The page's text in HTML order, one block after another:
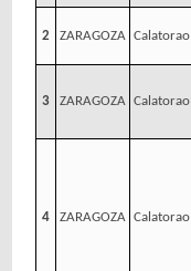
2 ZARAGOZA Calatorao
3 ZARAGOZA Calatorao
4 ZARAGOZA Calatorao